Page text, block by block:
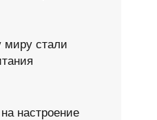
миру стали
настроение